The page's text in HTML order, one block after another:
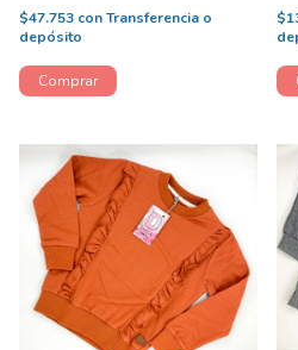
$47.753 conTransferencia o
depósito